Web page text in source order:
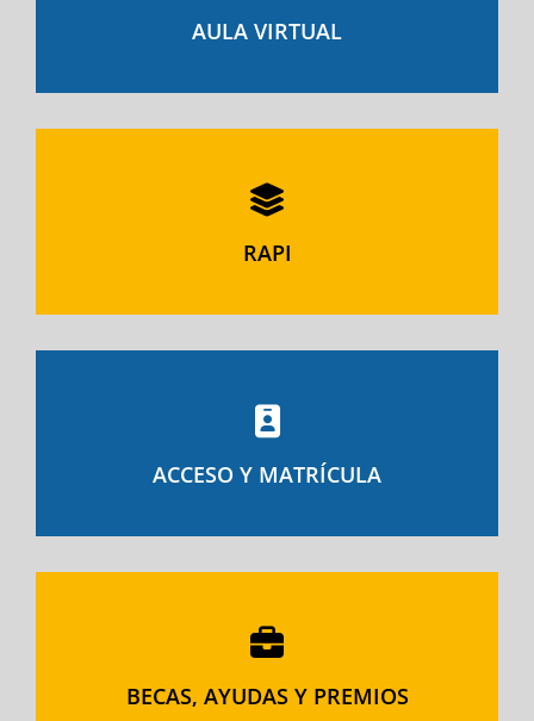
AULA VIRTUAL
RAPI
ACCESO Y MATRÍCULA
BECAS, AYUDAS Y PREMIOS